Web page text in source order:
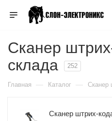
Сканер
склада
252
Главная — Каталог — Сканер
Сканер штрих-